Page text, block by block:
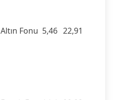
Altın Fonu 5,46 22,91